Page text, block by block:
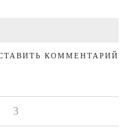
КОММЕНТАРИЙ
3